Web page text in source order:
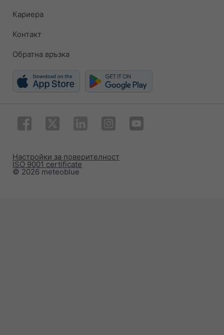
Кариера
Контакт
Обратна връзка
© 2026 meteoblue
ISO 9001 certificate
Настройки за поверителност